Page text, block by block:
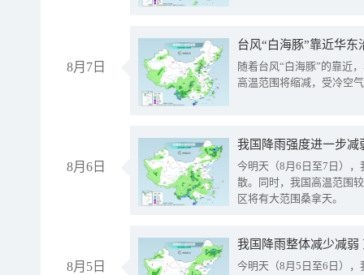
8月7日
台风“白海豚”靠近华
随着台风“白海豚”的靠近
高温范围将缩减，受冷空
8月6日
今明天（8月6日至7日）
散。同时，我国高温范围
区将有大范围桑拿天。
8月5日
我国降雨整体减少减弱
今明天（8月5日至6日）